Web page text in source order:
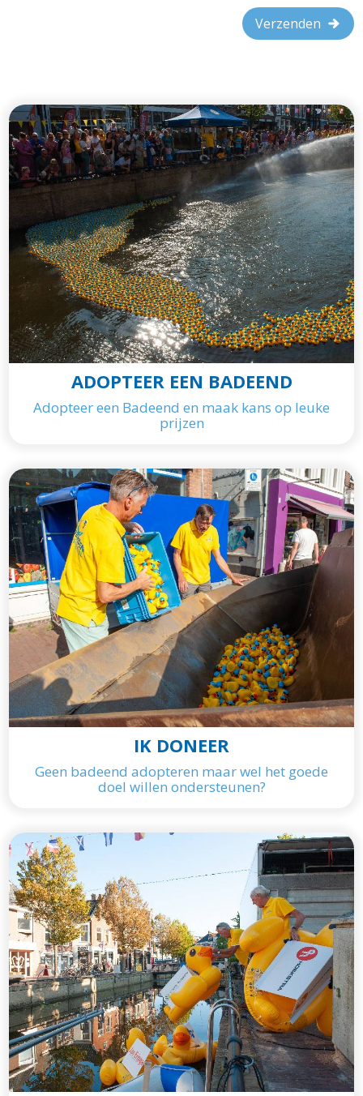
Verzenden
ADOPTEER EEN BADEEND
Adopteer een Badeend en maak kans op leuke
prijzen
IK DONEER
Geen badeend adopteren maar wel het goede
doel willen ondersteunen?